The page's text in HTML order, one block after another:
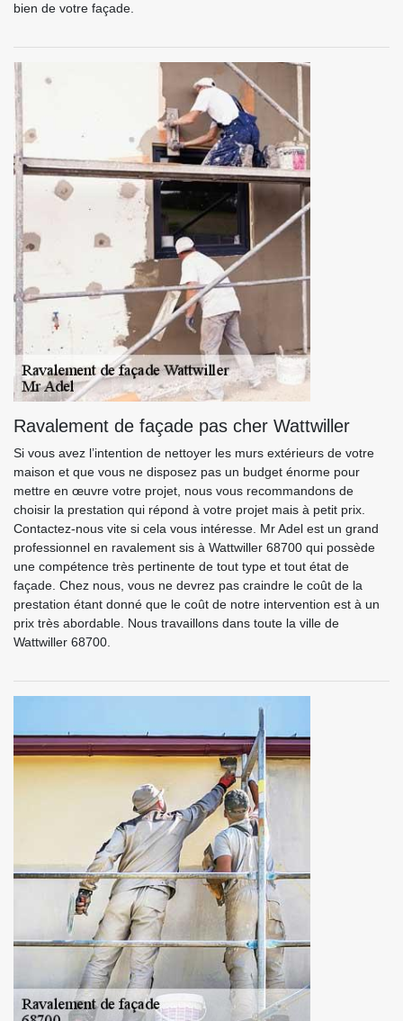
bien de votre façade.
Ravalement de façade pas cher Wattwiller
Si vous avez l’intention de nettoyer les murs extérieurs de votre
maison et que vous ne disposez pas un budget énorme pour
mettre en œuvre votre projet, nous vous recommandons de
choisir la prestation qui répond à votre projet mais à petit prix.
Contactez-nous vite si cela vous intéresse. Mr Adel est un grand
professionnel en ravalement sis à Wattwiller 68700 qui possède
une compétence très pertinente de tout type et tout état de
façade. Chez nous, vous ne devrez pas craindre le coût de la
prestation étant donné que le coût de notre intervention est à un
prix très abordable. Nous travaillons dans toute la ville de
Wattwiller 68700.